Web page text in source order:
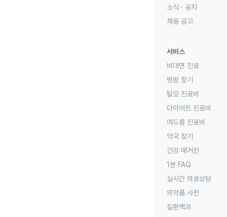
소식 · 공지
채용 공고
서비스
비대면 진료
병원 찾기
탈모 진료비
다이어트 진료비
여드름 진료비
약국 찾기
건강 매거진
1분 FAQ
실시간 의료상담
의약품 사전
질환백과